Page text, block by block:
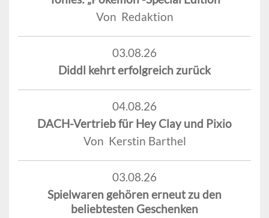
Von Redaktion
03.08.26
Diddl kehrt erfolgreich zurück
04.08.26
DACH-Vertrieb für Hey Clay und Pixio
Von Kerstin Barthel
03.08.26
Spielwaren gehören erneut zu den
beliebtesten Geschenken